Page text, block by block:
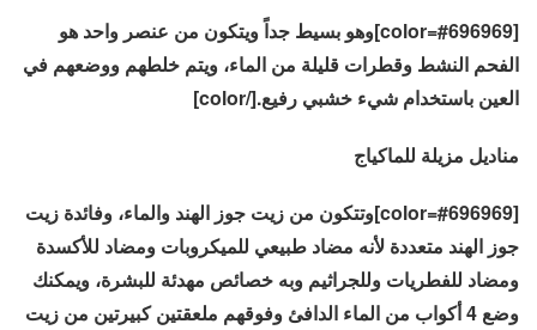
[color=#696969]وهو بسيط جداً ويتكون من عنصر واحد هو
الفحم النشط وقطرات قليلة من الماء، ويتم خلطهم ووضعهم في
العين باستخدام شيء خشبي رفيع.[/color]
مناديل مزيلة للماكياج
[color=#696969]وتتكون من زيت جوز الهند والماء، وفائدة زيت
جوز الهند متعددة لأنه مضاد طبيعي للميكروبات ومضاد للأكسدة
ومضاد للفطريات وللجراثيم وبه خصائص مهدئة للبشرة، ويمكنك
وضع 4 أكواب من الماء الدافئ وفوقهم ملعقتين كبيرتين من زيت